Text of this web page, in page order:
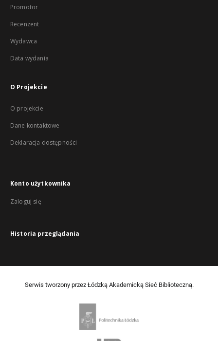
Promotor
Recenzent
Wydawca
Data wydania
O Projekcie
O projekcie
Dane kontaktowe
Deklaracja dostępności
Konto użytkownika
Zaloguj się
Historia przeglądania
Serwis tworzony przez Łódzką Akademicką Sieć Biblioteczną.